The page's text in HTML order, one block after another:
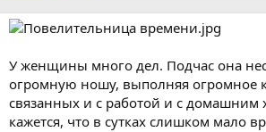
о
а
н
и
я
У женщины много дел. Подчас она
огромную ношу, выполняя огромное
связанных и с работой и с домашним
кажется, что в сутках слишком мало